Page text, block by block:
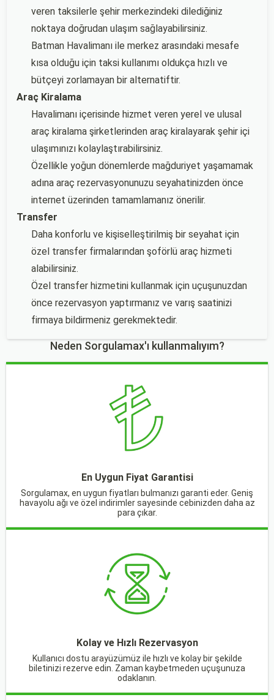
veren taksilerle şehir merkezindeki dilediğiniz
noktaya doğrudan ulaşım sağlayabilirsiniz.
Batman Havalimanı ile merkez arasındaki mesafe
kısa olduğu için taksi kullanımı oldukça hızlı ve
bütçeyi zorlamayan bir alternatiftir.
Araç Kiralama
Havalimanı içerisinde hizmet veren yerel ve ulusal
araç kiralama şirketlerinden araç kiralayarak şehir içi
ulaşımınızı kolaylaştırabilirsiniz.
Özellikle yoğun dönemlerde mağduriyet yaşamamak
adına araç rezervasyonunuzu seyahatinizden önce
internet üzerinden tamamlamanız önerilir.
Transfer
Daha konforlu ve kişiselleştirilmiş bir seyahat için
özel transfer firmalarından şoförlü araç hizmeti
alabilirsiniz.
Özel transfer hizmetini kullanmak için uçuşunuzdan
önce rezervasyon yaptırmanız ve varış saatinizi
firmaya bildirmeniz gerekmektedir.
Neden Sorgulamax'ı kullanmalıyım?
En Uygun Fiyat Garantisi
Sorgulamax, en uygun fiyatları bulmanızı garanti eder. Geniş
havayolu ağı ve özel indirimler sayesinde cebinizden daha az
para çıkar.
Kolay ve Hızlı Rezervasyon
Kullanıcı dostu arayüzümüz ile hızlı ve kolay bir şekilde
biletinizi rezerve edin. Zaman kaybetmeden uçuşunuza
odaklanın.